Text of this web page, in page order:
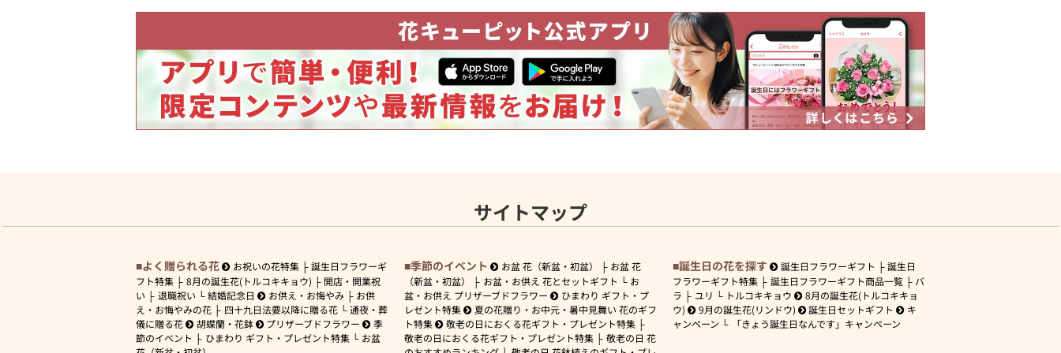
サイトマップ
よく贈られる花 お祝いの花特集
誕生日フラワーギ
フト特集
8月の誕生花(トルコキキョウ)
開店・開業祝
い
退職祝い 結婚記念日 お供え・お悔やみ
お供
え・お悔やみの花
四十九日法要以降に贈る花
通夜・葬
儀に贈る花
胡蝶蘭・花鉢 プリザーブドフラワー
季
節のイベント
ひまわり ギフト・プレゼント特集
お盆
季節のイベント お盆 花（新盆・初盆）
お盆 花
（新盆・初盆）
お盆・お供え 花とセットギフト
お
盆・お供え プリザーブドフラワー
ひまわり ギフト・プ
レゼント特集
夏の花贈り・お中元・暑中見舞い 花のギフ
ト特集
敬老の日におくる花ギフト・プレゼント特集
敬老の日におくる花ギフト・プレゼント特集
敬老の日 花
誕生日の花を探す 誕生日フラワーギフト
誕生日
フラワーギフト特集
誕生日フラワーギフト商品一覧
バ
ラ
ユリ トルコキキョウ
8月の誕生花(トルコキキョ
ウ)
9月の誕生花(リンドウ) 誕生日セットギフト
キ
ャンペーン
「きょう誕生日なんです」キャンペーン